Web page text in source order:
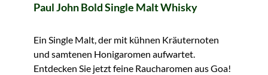
Paul John Bold Single Malt Whisky
Ein Single Malt, der mit kühnen Kräuternoten
und samtenen Honigaromen aufwartet.
Entdecken Sie jetzt feine Raucharomen aus Goa!